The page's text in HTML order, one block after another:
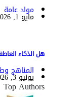
مواد عامة
مايو 1, 2026
هل الذكاء
المناهج
يونيو 3, 2026
Top Authors